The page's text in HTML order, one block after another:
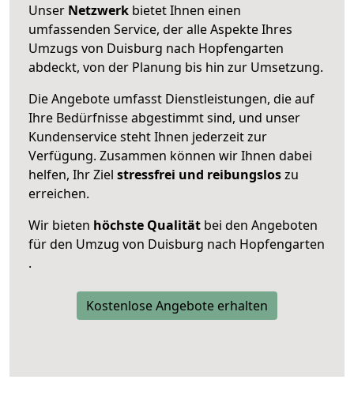
Unser Netzwerk bietet Ihnen einen
umfassenden Service, der alle Aspekte Ihres
Umzugs von Duisburg nach Hopfengarten
abdeckt, von der Planung bis hin zur Umsetzung.
Die Angebote umfasst Dienstleistungen, die auf
Ihre Bedürfnisse abgestimmt sind, und unser
Kundenservice steht Ihnen jederzeit zur
Verfügung. Zusammen können wir Ihnen dabei
helfen, Ihr Ziel stressfrei und reibungsloszu
erreichen.
Wir bieten höchste Qualität bei den Angeboten
für den Umzug von Duisburg nach Hopfengarten
.
Kostenlose Angebote erhalten